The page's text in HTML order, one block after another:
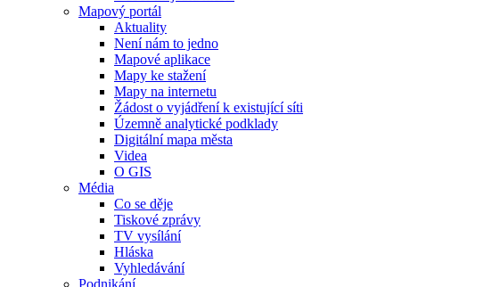
Mapový portál
Aktuality
Není nám to jedno
Mapové aplikace
Mapy ke stažení
Mapy na internetu
Žádost o vyjádření k existující síti
Územně analytické podklady
Digitální mapa města
Videa
O GIS
Média
Co se děje
Tiskové zprávy
TV vysílání
Hláska
Vyhledávání